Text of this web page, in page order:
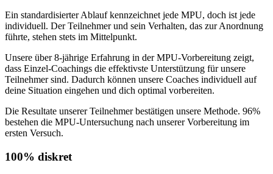
Ein standardisierter Ablauf kennzeichnet jede MPU, doch ist jede
individuell. Der Teilnehmer und sein Verhalten, das zur Anordnung
führte, stehen stets im Mittelpunkt.
Unsere über 8-jährige Erfahrung in der MPU-Vorbereitung zeigt,
dass Einzel-Coachings die effektivste Unterstützung für unsere
Teilnehmer sind. Dadurch können unsere Coaches individuell auf
deine Situation eingehen und dich optimal vorbereiten.
Die Resultate unserer Teilnehmer bestätigen unsere Methode. 96%
bestehen die MPU-Untersuchung nach unserer Vorbereitung im
ersten Versuch.
100% diskret